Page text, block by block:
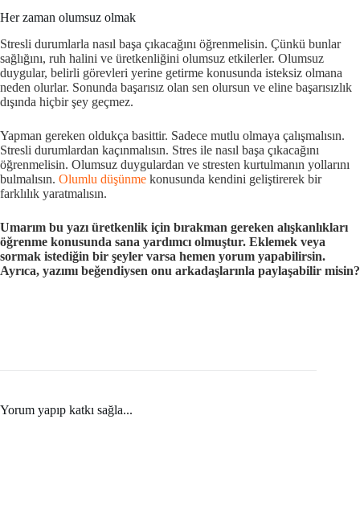
Her zaman olumsuz olmak
Stresli durumlarla nasıl başa çıkacağını öğrenmelisin. Çünkü bunlar
sağlığını, ruh halini ve üretkenliğini olumsuz etkilerler. Olumsuz
duygular, belirli görevleri yerine getirme konusunda isteksiz olmana
neden olurlar. Sonunda başarısız olan sen olursun ve eline başarısızlık
dışında hiçbir şey geçmez.
Yapman gereken oldukça basittir. Sadece mutlu olmaya çalışmalısın.
Stresli durumlardan kaçınmalısın. Stres ile nasıl başa çıkacağını
öğrenmelisin. Olumsuz duygulardan ve stresten kurtulmanın yollarını
bulmalısın. Olumlu düşünme konusunda kendini geliştirerek bir
farklılık yaratmalısın.
Umarım bu yazı üretkenlik için bırakman gereken alışkanlıkları
öğrenme konusunda sana yardımcı olmuştur. Eklemek veya
sormak istediğin bir şeyler varsa hemen yorum yapabilirsin.
Ayrıca, yazımı beğendiysen onu arkadaşlarınla paylaşabilir misin?
Yorum yapıp katkı sağla...